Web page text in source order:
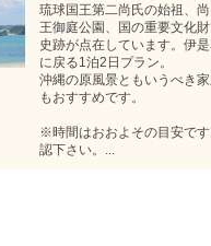
琉球国王第二尚氏の始祖、
王御庭公園、国の重要文化
史跡が点在しています。伊
に戻る1泊2日プラン。
沖縄の原風景ともいうべき
もおすすめです。
※時間はおおよその目安で
認下さい。...